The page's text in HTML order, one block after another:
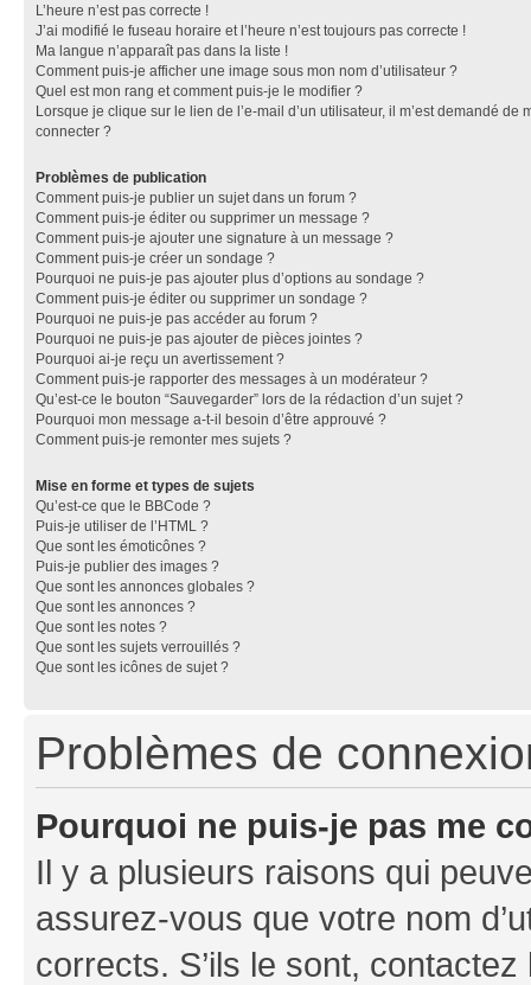
L’heure n’est pas correcte !
J’ai modifié le fuseau horaire et l’heure n’est toujours pas correcte !
Ma langue n’apparaît pas dans la liste !
Comment puis-je afficher une image sous mon nom d’utilisateur ?
Quel est mon rang et comment puis-je le modifier ?
Lorsque je clique sur le lien de l’e-mail d’un utilisateur, il m’est demandé de
connecter ?
Problèmes de publication
Comment puis-je publier un sujet dans un forum ?
Comment puis-je éditer ou supprimer un message ?
Comment puis-je ajouter une signature à un message ?
Comment puis-je créer un sondage ?
Pourquoi ne puis-je pas ajouter plus d’options au sondage ?
Comment puis-je éditer ou supprimer un sondage ?
Pourquoi ne puis-je pas accéder au forum ?
Pourquoi ne puis-je pas ajouter de pièces jointes ?
Pourquoi ai-je reçu un avertissement ?
Comment puis-je rapporter des messages à un modérateur ?
Qu’est-ce le bouton “Sauvegarder” lors de la rédaction d’un sujet ?
Pourquoi mon message a-t-il besoin d’être approuvé ?
Comment puis-je remonter mes sujets ?
Mise en forme et types de sujets
Qu’est-ce que le BBCode ?
Puis-je utiliser de l’HTML ?
Que sont les émoticônes ?
Puis-je publier des images ?
Que sont les annonces globales ?
Que sont les annonces ?
Que sont les notes ?
Que sont les sujets verrouillés ?
Que sont les icônes de sujet ?
Problèmes de
Pourquoi ne puis-je pas me
Il y a plusieurs raisons qui
assurez-vous que votre nom
corrects. S’ils le sont,